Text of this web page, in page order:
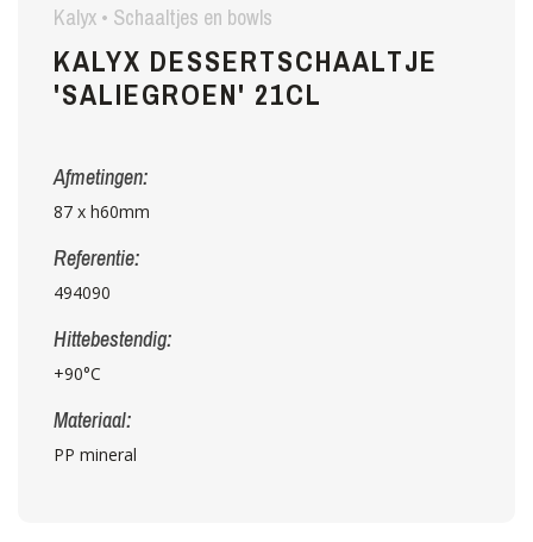
Kalyx • Schaaltjes en bowls
KALYX DESSERTSCHAALTJE
'SALIEGROEN' 21CL
Afmetingen:
87 x h60mm
Referentie:
494090
Hittebestendig:
+90°C
Materiaal:
PP mineral